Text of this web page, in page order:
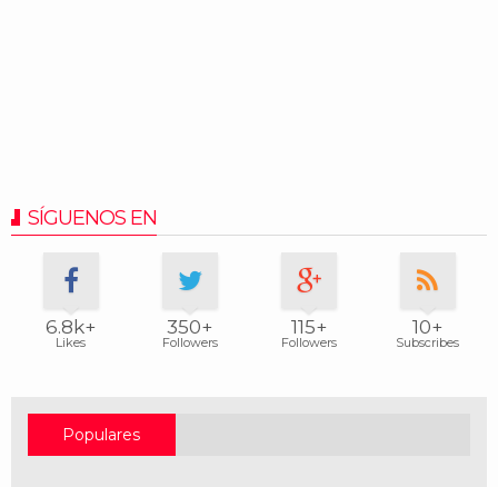
SÍGUENOS EN
6.8k+
Likes
350+
Followers
115+
Followers
10+
Subscribes
Populares